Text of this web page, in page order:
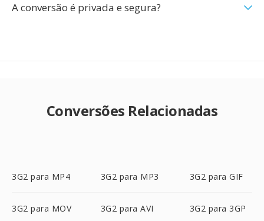
A conversão é privada e segura?
Conversões Relacionadas
3G2 para MP4 3G2 para MP3 3G2 para GIF
3G2 para MOV 3G2 para AVI 3G2 para 3GP